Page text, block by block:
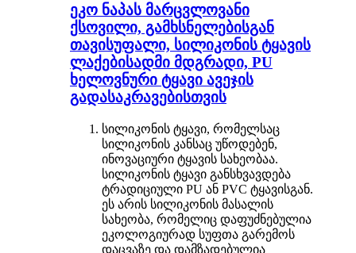
ეკო ნაპას მარცვლოვანი
ქსოვილი, გამხსნელებისგან
თავისუფალი, სილიკონის ტყავის
ლაქებისადმი მდგრადი, PU
ხელოვნური ტყავი ავეჯის
გადასაკრავებისთვის
სილიკონის ტყავი, რომელსაც
სილიკონის კანსაც უწოდებენ,
ინოვაციური ტყავის სახეობაა.
სილიკონის ტყავი განსხვავდება
ტრადიციული PU ან PVC ტყავისგან.
ეს არის სილიკონის მასალის
სახეობა, რომელიც დაფუძნებულია
ეკოლოგიურად სუფთა გარემოს
დაცვაზე და დამზადებულია